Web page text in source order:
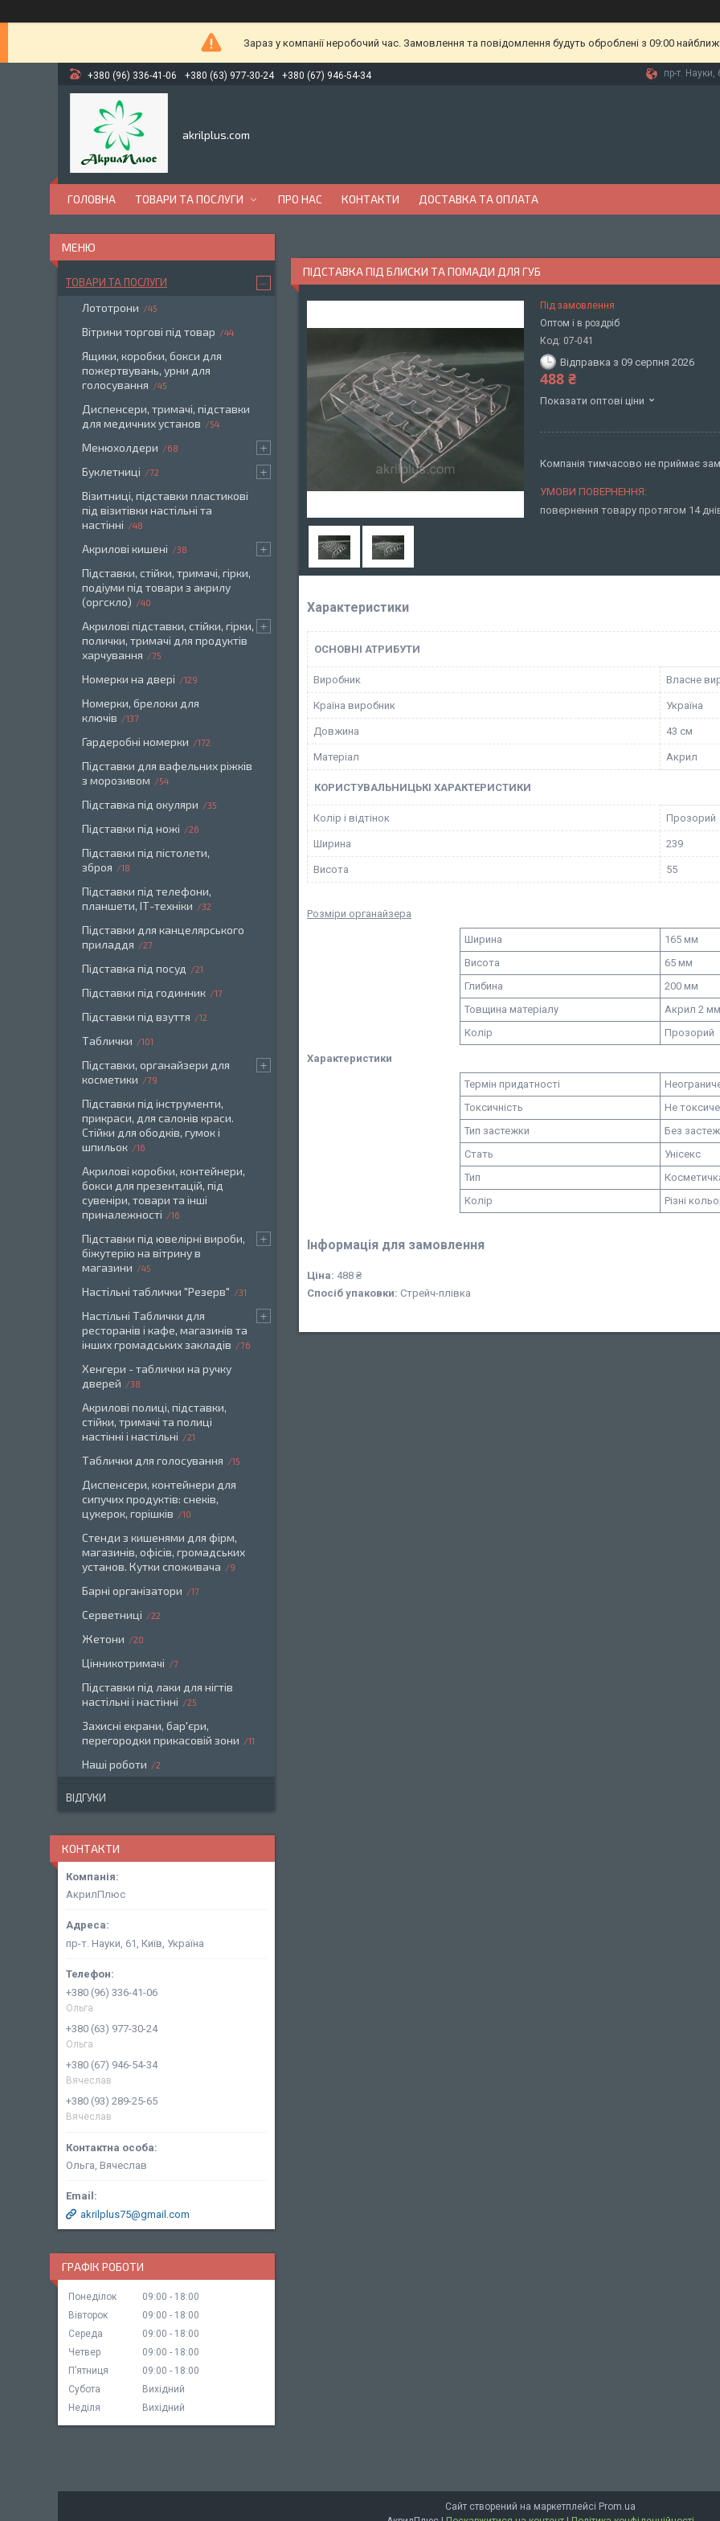
Зараз у компанії неробочий час. Замовлення та повідомлення будуть оброблені з 09:00
+380 (96) 336-41-06 +380 (63) 977-30-24 +380 (67) 946-54-34 пр-т. Науки,
akrilplus.com
ГОЛОВНА ТОВАРИ ТА ПОСЛУГИ ПРО НАС КОНТАКТИ ДОСТАВКА ТА ОПЛАТА
ПІДСТАВКА ПІД БЛИСКИ ТА ПОМАДИ ДЛЯ ГУБ
Під замовлення
Оптом і в роздріб
Код: 07-041
Відправка з 09 серпня 2026
488 ₴
Показати оптові ціни
Компанія тимчасово не приймає
повернення товару протягом 14
Характеристики
ОСНОВНІ АТРИБУТИ
Виробник Власне
Країна виробник Україна
Довжина 43 см
Матеріал Акрил
КОРИСТУВАЛЬНИЦЬКІ ХАРАКТЕРИСТИКИ
Колір і відтінок Прозорий
Ширина 239
Висота 55
Розміри органайзера
Ширина
165 мм
Висота
65 мм
Глибина
200 мм
Товщина матеріалу
Акрил 2 мм
Колір
Прозорий
Характеристики
Термін придатності
Токсичність
Не
Тип застежки
Без
Стать
Унісекс
Тип
Колір
Різні
Інформація для замовлення
Ціна: 488 ₴
Спосіб упаковки: Стрейч-плівка
ТОВАРИ ТА ПОСЛУГИ
Лототрони 45
Вітрини торгові під товар 44
Ящики, коробки, бокси для
пожертвувань, урни для
голосування
45
Диспенсери, тримачі, підставки
для медичних установ
54
Менюхолдери 68
Буклетниці 72
Візитниці, підставки пластикові
під візитівки настільні та
настінні
48
Акрилові кишені 38
Підставки, стійки, тримачі, гірки,
подіуми під товари з акрилу
(оргскло)
40
Акрилові підставки, стійки, гірки,
полички, тримачі для продуктів
харчування
75
Номерки на двері 129
Номерки, брелоки для
ключів
137
Гардеробні номерки 172
Підставки для вафельних ріжків
з морозивом
54
Підставка під окуляри 35
Підставки під ножі 26
Підставки під пістолети,
зброя
18
Підставки під телефони,
планшети, ІТ-техніки
32
Підставки для канцелярського
приладдя
27
Підставка під посуд 21
Підставки під годинник 17
Підставки під взуття 12
Таблички 101
Підставки, органайзери для
косметики
79
Підставки під інструменти,
прикраси, для салонів краси.
Стійки для ободків, гумок і
шпильок
16
Акрилові коробки, контейнери,
бокси для презентацій, під
сувеніри, товари та інші
приналежності
16
Підставки під ювелірні вироби,
біжутерію на вітрину в
магазини
45
Настільні таблички "Резерв" 31
Настільні Таблички для
ресторанів і кафе, магазинів та
інших громадських закладів
76
Хенгери - таблички на ручку
дверей
38
Акрилові полиці, підставки,
стійки, тримачі та полиці
настінні і настільні
21
Таблички для голосування 15
Диспенсери, контейнери для
сипучих продуктів: снеків,
цукерок, горішків
10
Стенди з кишенями для фірм,
магазинів, офісів, громадських
установ. Кутки споживача
9
Барні організатори 17
Серветниці 22
Жетони 20
Цінникотримачі 7
Підставки під лаки для нігтів
настільні і настінні
25
Захисні екрани, бар'єри,
перегородки прикасовій зони
11
Наші роботи 2
ВІДГУКИ
КОНТАКТИ
АкрилПлюс
пр-т. Науки, 61, Київ, Україна
+380 (96) 336-41-06
Ольга
+380 (63) 977-30-24
Ольга
+380 (67) 946-54-34
Вячеслав
+380 (93) 289-25-65
Вячеслав
Ольга, Вячеслав
akrilplus75@gmail.com
ГРАФІК РОБОТИ
Понеділок 09:00
18:00
Вівторок
09:00
18:00
Середа
09:00
18:00
Четвер
09:00
18:00
Пʼятниця
09:00
18:00
Субота
Вихідний
Неділя
Вихідний
Сайт створений на маркетплейсі Prom.ua